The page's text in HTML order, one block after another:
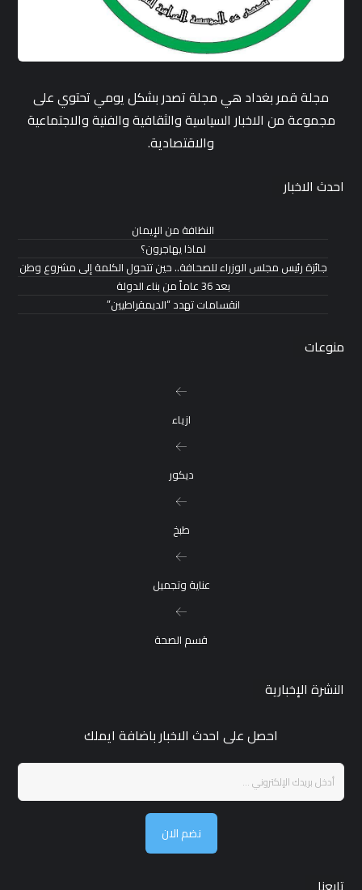
مجلة قمر بغداد هي مجلة تصدر بشكل يومي تحتوي على
مجموعة من الاخبار السياسية والثقافية والفنية والاجتماعية
والاقتصادية.
احدث الاخبار
النظافة من الإيمان
لماذا يهاجرون؟
جائزة رئيس مجلس الوزراء للصحافة.. حين تتحول الكلمة إلى مشروع وطن
بعد 36 عاماً من بناء الدولة
انقسامات تهدد “الديمقراطيين”
منوعات
ازياء
ديكور
طبخ
عناية وتجميل
قسم الصحة
النشرة الإخبارية
احصل على احدث الاخبار باضافة ايملك
نضم الان